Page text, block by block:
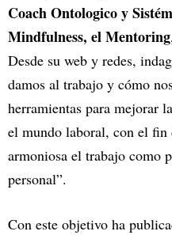
Coach Ontologico y
Mindfulness, el Mentoring
Desde su web y redes,
damos al trabajo y cómo
herramientas para mejorar
el mundo laboral, con el fin
armoniosa el trabajo como
personal”.
Con este objetivo ha